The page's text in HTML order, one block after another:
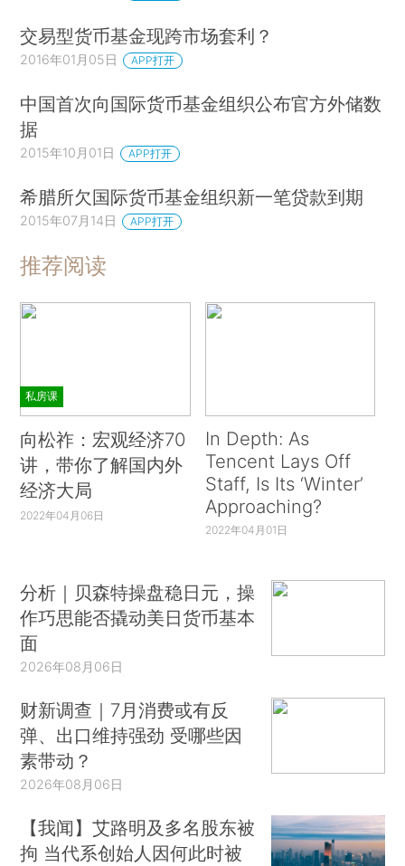
交易型货币基金现跨市场套利？
2016年01月05日 APP打开
中国首次向国际货币基金组织公布官方外储数
据
2015年10月01日 APP打开
希腊所欠国际货币基金组织新一笔贷款到期
2015年07月14日 APP打开
推荐阅读
私房课
向松祚：宏观经济70
讲，带你了解国内外
经济大局
2022年04月06日
In Depth: As
Tencent Lays Off
Staff, Is Its ‘Winter’
Approaching?
2022年04月01日
分析｜贝森特操盘稳日元，操
作巧思能否撬动美日货币基本
面
2026年08月06日
财新调查｜7月消费或有反
弹、出口维持强劲 受哪些因
素带动？
2026年08月06日
【我闻】艾路明及多名股东被
拘 当代系创始人因何此时被